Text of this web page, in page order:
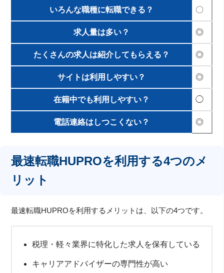
いろんな職種に転職できる？ 〇
求人量は多い？ ◎
たくさんの求人は紹介してもらえる？ ◎
サイトは利用しやすい？ ◎
在籍中でも利用しやすい？ ◯
電話連絡はしつこくない？ ◎
最速転職HUPROを利用する4つのメ
リット
最速転職HUPROを利用するメリットは、以下の4つです。
税理・軽々業界に特化した求人を保有している
キャリアアドバイザーの専門性が高い